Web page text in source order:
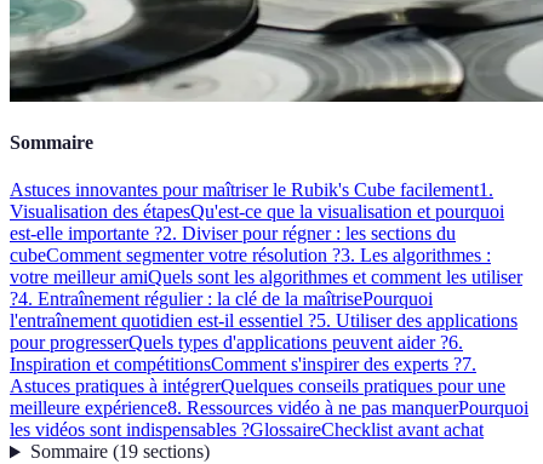
Sommaire
Astuces innovantes pour maîtriser le Rubik's Cube facilement1.
Visualisation des étapesQu'est-ce que la visualisation et pourquoi
est-elle importante ?2. Diviser pour régner : les sections du
cubeComment segmenter votre résolution ?3. Les algorithmes :
votre meilleur amiQuels sont les algorithmes et comment les utiliser
?4. Entraînement régulier : la clé de la maîtrisePourquoi
l'entraînement quotidien est-il essentiel ?5. Utiliser des applications
pour progresserQuels types d'applications peuvent aider ?6.
Inspiration et compétitionsComment s'inspirer des experts ?7.
Astuces pratiques à intégrerQuelques conseils pratiques pour une
meilleure expérience8. Ressources vidéo à ne pas manquerPourquoi
les vidéos sont indispensables ?GlossaireChecklist avant achat
Sommaire(19 sections)